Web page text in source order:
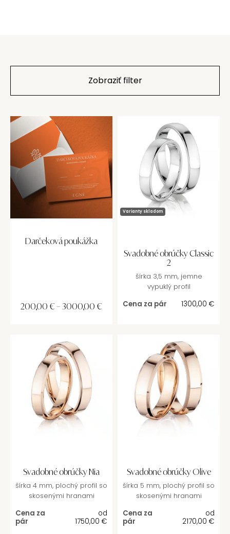
Zobraziť filter
Darčeková poukážka
200,00 € – 3000,00 €
Varianty skladom
Svadobné obrúčky Classic
2
šírka 3,5 mm, jemne
vypuklý profil
Cena za pár
1300,00 €
Svadobné obrúčky Nia
šírka 4 mm, plochý profil so
skosenými hranami
Cena za
pár
od
1750,00 €
Svadobné obrúčky Olive
šírka 5 mm, plochý profil so
skosenými hranami
Cena za
pár
od
2170,00 €